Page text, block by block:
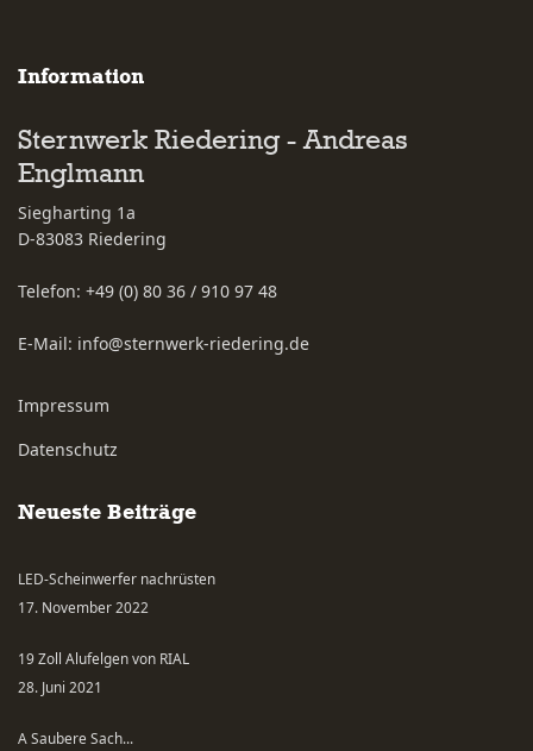
Information
Sternwerk Riedering - Andreas
Englmann
Siegharting 1a
D-83083 Riedering
Telefon: +49 (0) 80 36 / 910 97 48
E-Mail: info@sternwerk-riedering.de
Impressum
Datenschutz
Neueste Beiträge
LED-Scheinwerfer nachrüsten
17. November 2022
19 Zoll Alufelgen von RIAL
28. Juni 2021
A Saubere Sach...